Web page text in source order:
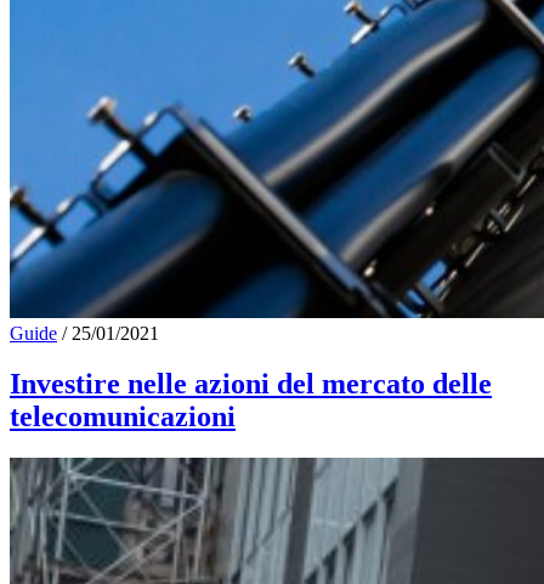
Guide / 25/01/2021
Investire nelle azioni del mercato delle
telecomunicazioni